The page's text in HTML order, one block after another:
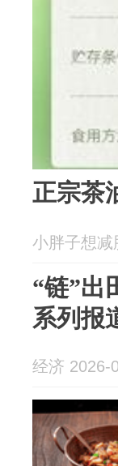
正宗茶
小胖子想减
“链”出
系列报
经济 2026-